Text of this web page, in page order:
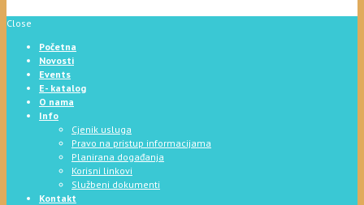
Close
Početna
Novosti
Events
E- katalog
O nama
Info
Cjenik usluga
Pravo na pristup informacijama
Planirana događanja
Korisni linkovi
Službeni dokumenti
Kontakt